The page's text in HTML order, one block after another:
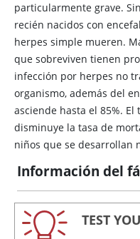
particularmente grave.
recién nacidos con
herpes simple mueren.
que sobreviven tienen
infección por herpes no
organismo, además del
asciende hasta el 85%.
disminuye la tasa de
niños que se desarrollan
Información del
TEST